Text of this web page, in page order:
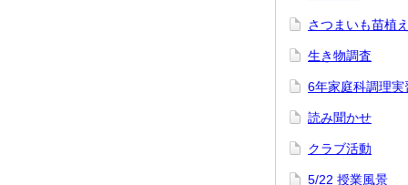
さつまいも苗植え
生き物調査
6年家庭科調理実
読み聞かせ
クラブ活動
5/22 授業風景